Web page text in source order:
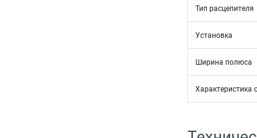
Тип расцепителя
Установка
Ширина полюса
Характеристика